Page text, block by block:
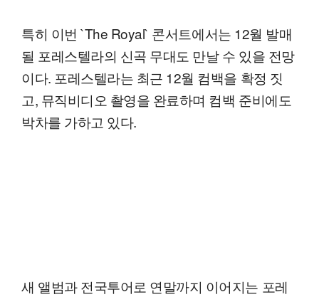
특히 이번 `The Royal` 콘서트에서는 12월 발매
될 포레스텔라의 신곡 무대도 만날 수 있을 전망
이다. 포레스텔라는 최근 12월 컴백을 확정 짓
고, 뮤직비디오 촬영을 완료하며 컴백 준비에도
박차를 가하고 있다.
새 앨범과 전국투어로 연말까지 이어지는 포레